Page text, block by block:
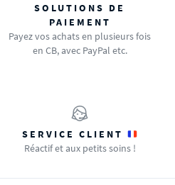
SOLUTIONS DE
PAIEMENT
Payez vos achats en plusieurs fois
en CB, avec PayPal etc.
SERVICE CLIENT
Réactif et aux petits soins !